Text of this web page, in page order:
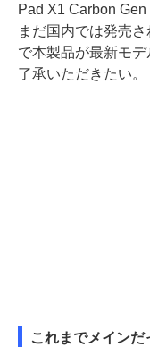
Pad X1 Carbon
まだ国内では発売
で本製品が最新モ
了承いただきたい。
これまでメインだ